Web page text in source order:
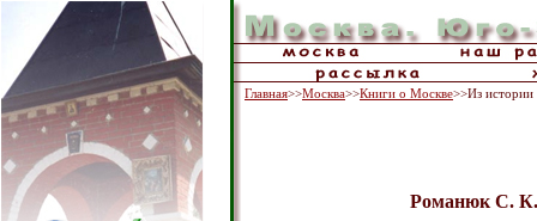
Главная>>Москва>>Книги о Москве>>Из истории
Романюк С. К.